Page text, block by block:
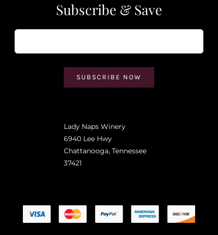
Subscribe & Save
SUBSCRIBE NOW
Lady Naps Winery
6940 Lee Hwy
Chattanooga, Tennessee
37421